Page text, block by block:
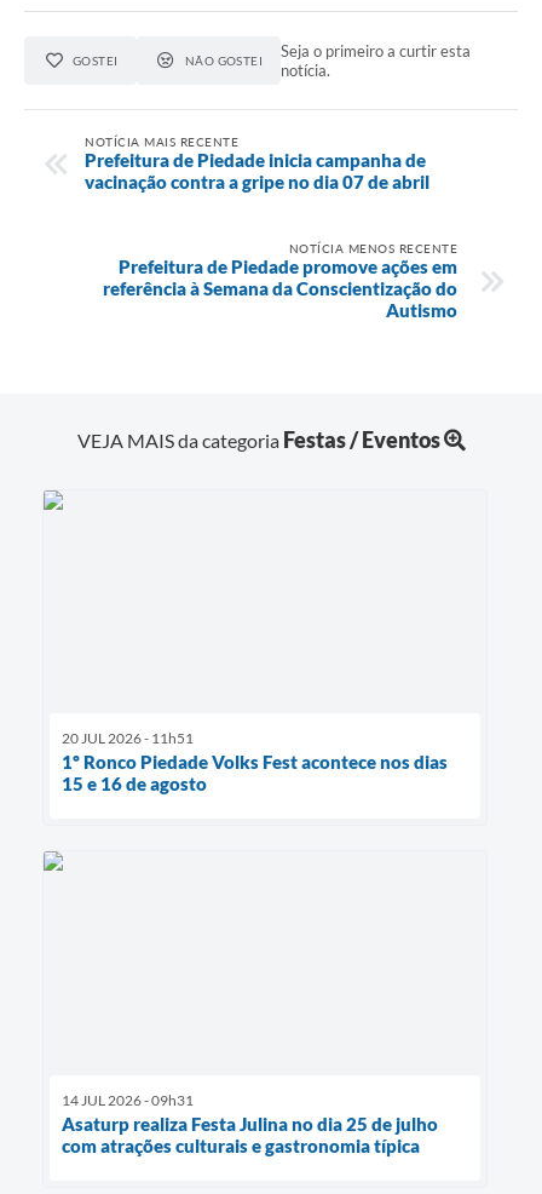
GOSTEI NÃO GOSTEI
Seja o primeiro a curtir esta
notícia.
NOTÍCIA MAIS RECENTE
Prefeitura de Piedade inicia campanha de
vacinação contra a gripe no dia 07 de abril
NOTÍCIA MENOS RECENTE
Prefeitura de Piedade promove ações em
referência à Semana da Conscientização do
Autismo
VEJA MAIS da categoria Festas / Eventos
20 JUL 2026 - 11h51
1º Ronco Piedade Volks Fest acontece nos dias
15 e 16 de agosto
14 JUL 2026 - 09h31
Asaturp realiza Festa Julina no dia 25 de julho
com atrações culturais e gastronomia típica